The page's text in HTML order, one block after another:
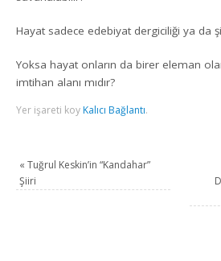
Hayat sadece edebiyat dergiciliği ya da
Yoksa hayat onların da birer eleman
imtihan alanı mıdır?
Yer işareti koy Kalıcı Bağlantı.
« Tuğrul Keskin’in “Kandahar”
Şiiri